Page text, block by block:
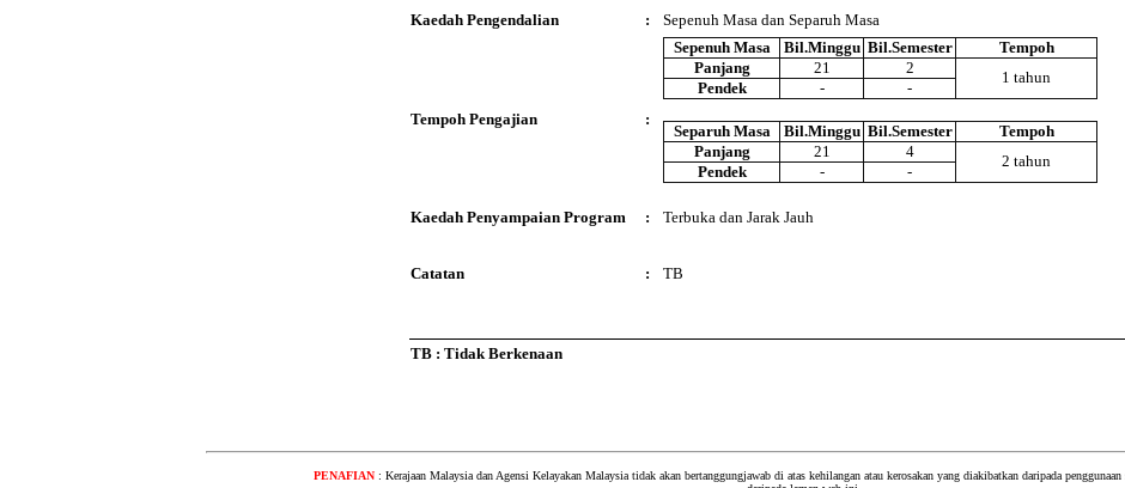
Kaedah Pengendalian
: Sepenuh Masa dan Separuh Masa
Tempoh Pengajian :
Sepenuh Masa Bil.Minggu Bil.Semester
Tempoh
Panjang
21 2
1 tahun
Pendek - -
Separuh Masa Bil.Minggu Bil.Semester
Tempoh
Panjang
21 4
2 tahun
Pendek - -
Kaedah Penyampaian Program : Terbuka dan Jarak Jauh
Catatan : TB
TB : Tidak Berkenaan
PENAFIAN : Kerajaan Malaysia dan Agensi Kelayakan Malaysia tidak akan bertanggungjawab di atas kehilangan atau kerosakan yang diakibatkan daripada